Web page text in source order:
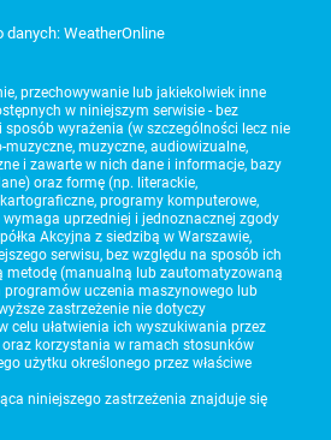
danych: WeatherOnline
przechowywanie lub jakiekolwiek inne
w niniejszym serwisie - bez
wyrażenia (w szczególności lecz nie
muzyczne, muzyczne, audiowizualne,
i zawarte w nich dane i informacje, bazy
oraz formę (np. literackie,
programy komputerowe,
uprzedniej i jednoznacznej zgody
Akcyjna z siedzibą w Warszawie,
serwisu, bez względu na sposób ich
metodę (manualną lub zautomatyzowaną
programów uczenia maszynowego lub
zastrzeżenie nie dotyczy
celu ułatwienia ich wyszukiwania przez
korzystania w ramach stosunków
użytku określonego przez właściwe
niniejszego zastrzeżenia znajduje się